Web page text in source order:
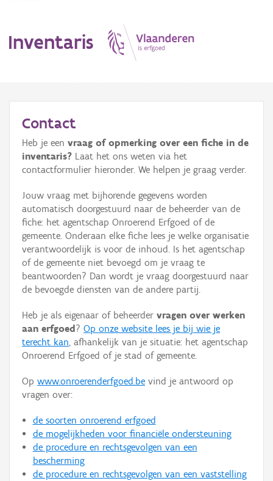
Inventaris
Erfgoedobject
Aanduidingsobject
Waarneming
Thema
Gebeurtenis
Persoon of collectief
Hergebruik
Aanmelden
Contact
Heb je een vraag of opmerking over een fiche in de
inventaris? Laat het ons weten via het
contactformulier hieronder. We helpen je graag verder.
Jouw vraag met bijhorende gegevens worden
automatisch doorgestuurd naar de beheerder van de
fiche: het agentschap Onroerend Erfgoed of de
gemeente. Onderaan elke fiche lees je welke organisatie
verantwoordelijk is voor de inhoud. Is het agentschap
of de gemeente niet bevoegd om je vraag te
beantwoorden? Dan wordt je vraag doorgestuurd naar
de bevoegde diensten van de andere partij.
Heb je als eigenaar of beheerder vragen over werken
aan erfgoed ? Op onze website lees je bij wie je
terecht kan, afhankelijk van je situatie: het agentschap
Onroerend Erfgoed of je stad of gemeente.
Op www.onroerenderfgoed.be vind je antwoord op
vragen over:
de soorten onroerend erfgoed
de mogelijkheden voor financiële ondersteuning
de procedure en rechtsgevolgen van een
bescherming
de procedure en rechtsgevolgen van een vaststelling